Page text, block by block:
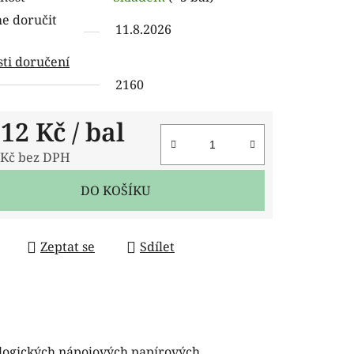
doručit
11.8.2026
doručení
2160
Kč / bal
bez DPH
DO KOŠÍKU
Zeptat se Sdílet